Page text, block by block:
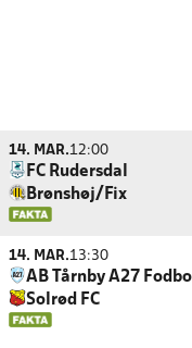
14. MAR.12:00
FC Rudersdal
Brønshøj/Fix
14. MAR.13:30
AB Tårnby A27
Solrød FC